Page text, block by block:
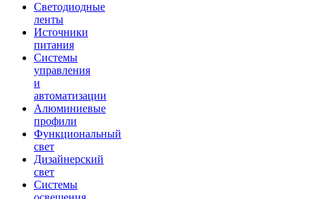
Светодиодные
ленты
Источники
питания
Системы
управления
и
автоматизации
Алюминиевые
профили
Функциональный
свет
Дизайнерский
свет
Системы